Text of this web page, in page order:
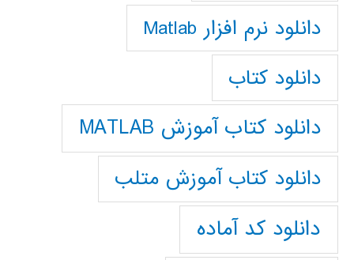
دانلود نرم افزار Matlab
دانلود کتاب
دانلود کتاب آموزش MATLAB
دانلود کتاب آموزش متلب
دانلود کد آماده